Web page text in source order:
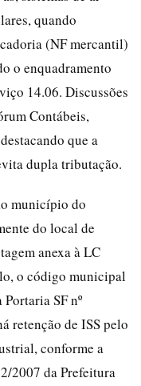
quando
(NF mercantil)
o enquadramento
14.06. Discussões
Contábeis,
que a
dupla tributação.
município do
do local de
anexa à LC
o código municipal
SF nº
retenção de ISS pelo
conforme a
2007 da Prefeitura